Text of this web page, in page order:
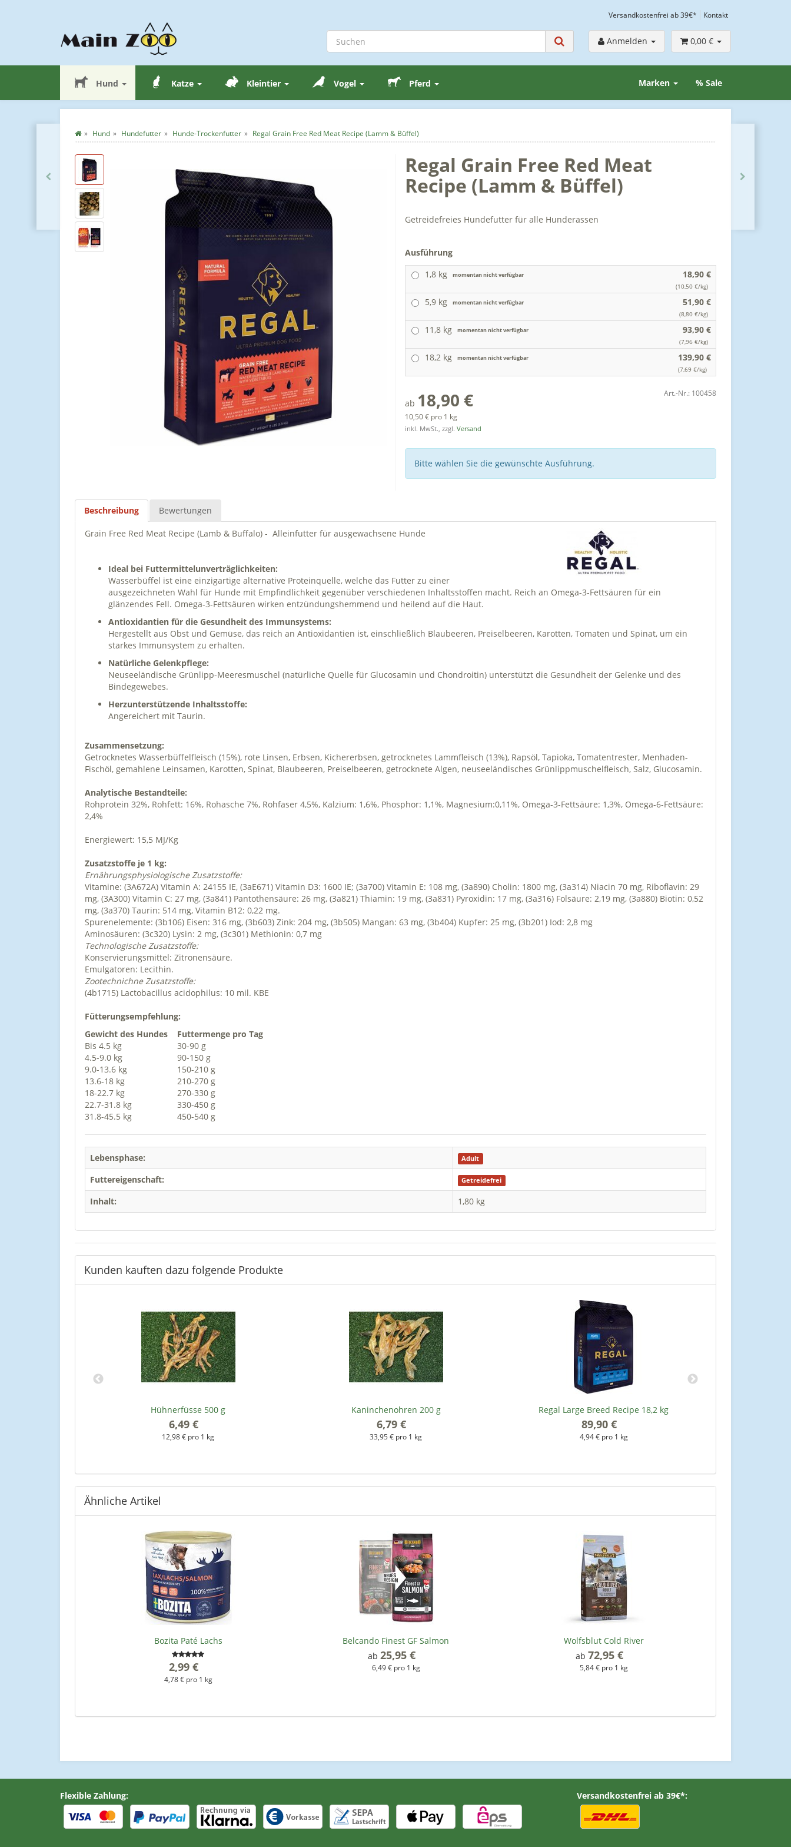
Versandkostenfrei ab 39€* Kontakt
Anmelden 0,00 €
Hund Katze Kleintier Vogel Pferd % Sale
Marken
Hund Hundefutter Hunde-Trockenfutter Regal Grain Free Red Meat Recipe (Lamm & Büffel)
Regal Grain Free Red Meat
Recipe (Lamm & Büffel)
Getreidefreies Hundefutter für alle Hunderassen
Ausführung
1,8 kg
18,90 €
(10,50 €/kg)
momentan nicht verfügbar
5,9 kg 51,90 €
(8,80 €/kg)
momentan nicht verfügbar
11,8 kg 93,90 €
(7,96 €/kg)
momentan nicht verfügbar
18,2 kg 139,90 €
(7,69 €/kg)
momentan nicht verfügbar
ab 18,90 €
10,50 € pro 1 kg
inkl. MwSt., zzgl. Versand
Art.-Nr.: 100458
Bitte wählen Sie die gewünschte Ausführung.
Beschreibung Bewertungen
Grain Free Red Meat Recipe (Lamb & Buffalo) - Alleinfutter für ausgewachsene Hunde
Ideal bei Futtermittelunverträglichkeiten:
Wasserbüffel ist eine einzigartige alternative Proteinquelle, welche das Futter zu einer
ausgezeichneten Wahl für Hunde mit Empfindlichkeit gegenüber verschiedenen Inhaltsstoffen macht. Reich an Omega-3-Fettsäuren für ein
glänzendes Fell. Omega-3-Fettsäuren wirken entzündungshemmend und heilend auf die Haut.
Antioxidantien für die Gesundheit des Immunsystems:
Hergestellt aus Obst und Gemüse, das reich an Antioxidantien ist, einschließlich Blaubeeren, Preiselbeeren, Karotten, Tomaten und Spinat, um ein
starkes Immunsystem zu erhalten.
Natürliche Gelenkpflege:
Neuseeländische Grünlipp-Meeresmuschel (natürliche Quelle für Glucosamin und Chondroitin) unterstützt die Gesundheit der Gelenke und des
Bindegewebes.
Herzunterstützende Inhaltsstoffe:
Angereichert mit Taurin.
Zusammensetzung:
Getrocknetes Wasserbüffelfleisch (15%), rote Linsen, Erbsen, Kichererbsen, getrocknetes Lammfleisch (13%), Rapsöl, Tapioka, Tomatentrester, Menhaden-
Fischöl, gemahlene Leinsamen, Karotten, Spinat, Blaubeeren, Preiselbeeren, getrocknete Algen, neuseeländisches Grünlippmuschelfleisch, Salz, Glucosamin.
Analytische Bestandteile:
Rohprotein 32%, Rohfett: 16%, Rohasche 7%, Rohfaser 4,5%, Kalzium: 1,6%, Phosphor: 1,1%, Magnesium:0,11%, Omega-3-Fettsäure: 1,3%, Omega-6-Fettsäure:
2,4%
Energiewert: 15,5 MJ/Kg
Zusatzstoffe je 1 kg:
Ernährungsphysiologische Zusatzstoffe:
Vitamine: (3A672A) Vitamin A: 24155 IE, (3aE671) Vitamin D3: 1600 IE; (3a700) Vitamin E: 108 mg, (3a890) Cholin: 1800 mg, (3a314) Niacin 70 mg, Riboflavin: 29
mg, (3A300) Vitamin C: 27 mg, (3a841) Pantothensäure: 26 mg, (3a821) Thiamin: 19 mg, (3a831) Pyroxidin: 17 mg, (3a316) Folsäure: 2,19 mg, (3a880) Biotin: 0,52
mg, (3a370) Taurin: 514 mg, Vitamin B12: 0,22 mg.
Spurenelemente: (3b106) Eisen: 316 mg, (3b603) Zink: 204 mg, (3b505) Mangan: 63 mg, (3b404) Kupfer: 25 mg, (3b201) Iod: 2,8 mg
Aminosäuren: (3c320) Lysin: 2 mg, (3c301) Methionin: 0,7 mg
Technologische Zusatzstoffe:
Konservierungsmittel: Zitronensäure.
Emulgatoren: Lecithin.
Zootechnichne Zusatzstoffe:
(4b1715) Lactobacillus acidophilus: 10 mil. KBE
Fütterungsempfehlung:
Gewicht des Hundes Futtermenge pro Tag
Bis 4.5 kg
30-90 g
4.5-9.0 kg
90-150 g
9.0-13.6 kg
150-210 g
13.6-18 kg
210-270 g
18-22.7 kg
270-330 g
22.7-31.8 kg
330-450 g
31.8-45.5 kg
450-540 g
Lebensphase: Adult
Futtereigenschaft: Getreidefrei
Inhalt: 1,80 kg
Kunden kauften dazu folgende Produkte
Hühnerfüsse 500 g
6,49 €
12,98 € pro 1 kg
Kaninchenohren 200 g
6,79 €
33,95 € pro 1 kg
Regal Large Breed Recipe 18,2 kg
89,90 €
4,94 € pro 1 kg
Ähnliche Artikel
Bozita Paté Lachs
2,99 €
4,78 € pro 1 kg
Belcando Finest GF Salmon
ab 25,95 €
6,49 € pro 1 kg
Wolfsblut Cold River
ab 72,95 €
5,84 € pro 1 kg
Flexible Zahlung: Versandkostenfrei ab 39€*: